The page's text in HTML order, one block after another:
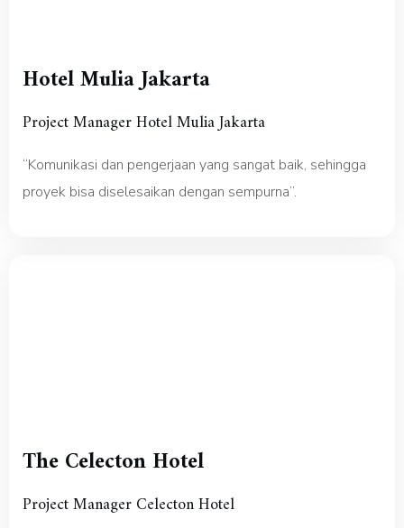
Hotel Mulia Jakarta
Project Manager Hotel Mulia Jakarta
“Komunikasi dan pengerjaan yang sangat baik, sehingga
proyek bisa diselesaikan dengan sempurna”.
The Celecton Hotel
Project Manager Celecton Hotel